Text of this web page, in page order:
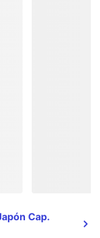
Cap.